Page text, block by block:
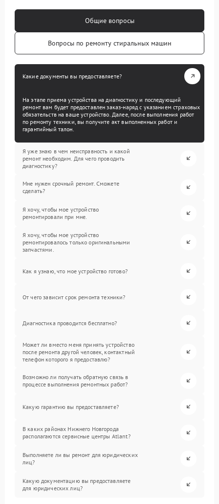
Общие вопросы
Вопросы по ремонту стиральных машин
Какие документы вы предоставляете?
На этапе приема устройства на диагностику и последующий
ремонт вам будет предоставлен заказ-наряд с указанием страховых
обязательств на ваше устройство. Далее, после выполнения работ
по ремонту техники, вы получите акт выполненных работ и
гарантийный талон.
Я уже знаю в чем неисправность и какой
ремонт необходим. Для чего проводить
диагностику?
Мне нужен срочный ремонт. Сможете
сделать?
Я хочу, чтобы мое устройство
ремонтировали при мне.
Я хочу, чтобы мое устройство
ремонтировалось только оригинальными
запчастями.
Как я узнаю, что мое устройство готово?
От чего зависит срок ремонта техники?
Диагностика проводится бесплатно?
Может ли вместо меня принять устройство
после ремонта другой человек, контактный
телефон которого я предоставлю?
Возможно ли получать обратную связь в
процессе выполнения ремонтных работ?
Какую гарантию вы предоставляете?
В каких районах Нижнего Новгорода
располагаются сервисные центры Atlant?
Выполняете ли вы ремонт для юридических
лиц?
Какую документацию вы предоставляете
для юридических лиц?